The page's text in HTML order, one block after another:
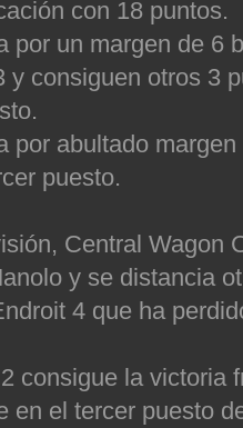
con 18 puntos.
por un margen de 6
y consiguen otros 3
por abultado
puesto.
Central Wagon
y se distancia
4 que ha
consigue la victoria
en el tercer puesto